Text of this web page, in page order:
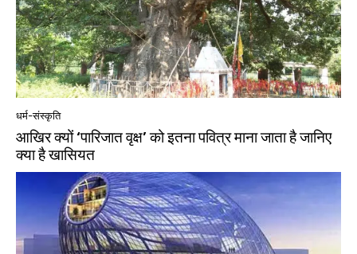
धर्म-संस्कृति
आखिर क्यों ‘पारिजात वृक्ष’ को इतना पवित्र माना जाता है जानिए
क्या है खासियत